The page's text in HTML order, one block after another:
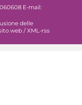
E-mail:
delle
web / XML-rss